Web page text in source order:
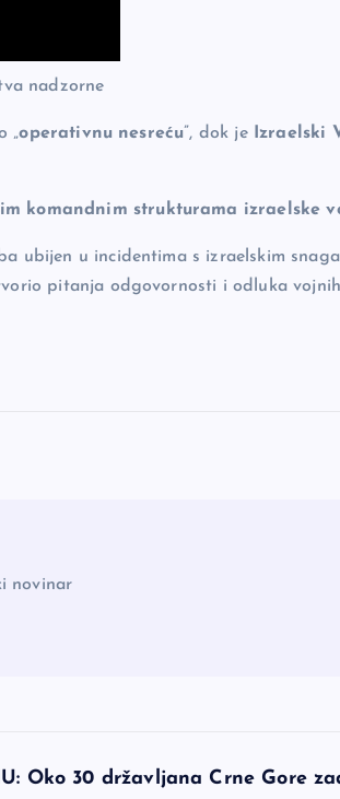
nadzorne
„operativnu nesreću”, dok je
Izraelski
komandnim strukturama izraelske
ubijen u incidentima s izraelskim
pitanja odgovornosti i odluka
novinar
Oko 30 državljana Crne Gore